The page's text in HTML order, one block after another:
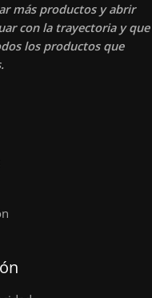
más productos y abrir
con la trayectoria y que
los productos que